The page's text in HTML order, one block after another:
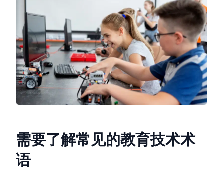
需要了解常见的教育技术术
语